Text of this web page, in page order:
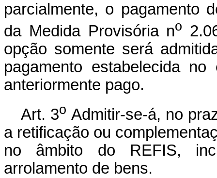
parcialmente, o pagamento
da Medida Provisória no
opção somente será
pagamento estabelecida no
anteriormente pago.
Art. 3o Admitir-se-á, no
a retificação ou
no âmbito do REFIS,
arrolamento de bens.